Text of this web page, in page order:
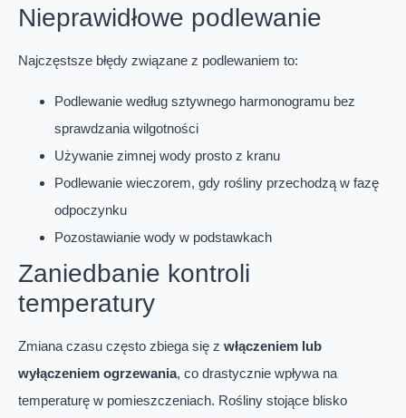
Nieprawidłowe podlewanie
Najczęstsze błędy związane z podlewaniem to:
Podlewanie według sztywnego harmonogramu bez
sprawdzania wilgotności
Używanie zimnej wody prosto z kranu
Podlewanie wieczorem, gdy rośliny przechodzą w fazę
odpoczynku
Pozostawianie wody w podstawkach
Zaniedbanie kontroli
temperatury
Zmiana czasu często zbiega się z włączeniem lub
wyłączeniem ogrzewania, co drastycznie wpływa na
temperaturę w pomieszczeniach. Rośliny stojące blisko